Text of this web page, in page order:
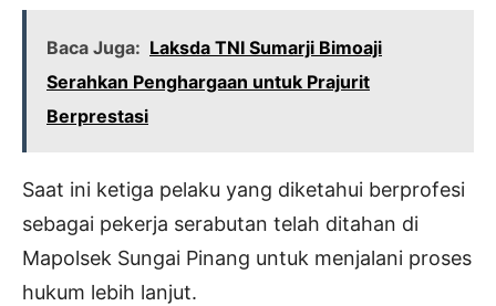
Baca Juga: Laksda TNI Sumarji Bimoaji
Serahkan Penghargaan untuk Prajurit
Berprestasi
Saat ini ketiga pelaku yang diketahui berprofesi
sebagai pekerja serabutan telah ditahan di
Mapolsek Sungai Pinang untuk menjalani proses
hukum lebih lanjut.